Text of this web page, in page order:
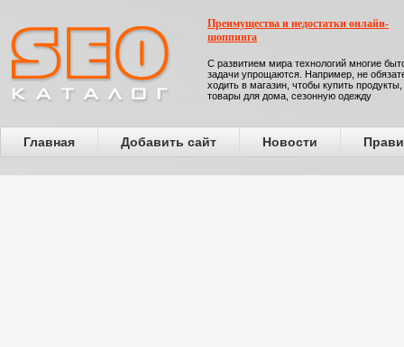
Преимущества и недостатки онлайн-
шоппинга
С развитием мира технологий многие
задачи упрощаются. Например, не
ходить в магазин, чтобы купить продукты,
товары для дома, сезонную одежду
Главная Добавить сайт Новости